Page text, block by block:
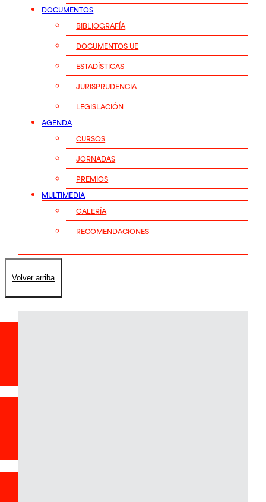
DOCUMENTOS
BIBLIOGRAFÍA
DOCUMENTOS UE
ESTADÍSTICAS
JURISPRUDENCIA
LEGISLACIÓN
AGENDA
CURSOS
JORNADAS
PREMIOS
MULTIMEDIA
GALERÍA
RECOMENDACIONES
Volver arriba